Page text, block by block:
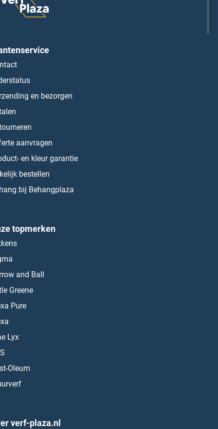
en bezorgen
aanvragen
en kleur garantie
bestellen
bij Behangplaza
topmerken
and Ball
Greene
Pure
Lyx
Oleum
verf-plaza.nl